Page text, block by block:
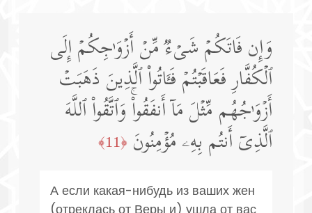
وَإِن فَاتَكُمۡ شَیۡءࣱ مِّنۡ أَزۡوَ ٰ⁠جِكُمۡ إِلَى
ٱلۡكُفَّارِ فَعَاقَبۡتُمۡ فَـَٔاتُوا۟ ٱلَّذِینَ ذَهَبَتۡ
أَزۡوَ ٰ⁠جُهُم مِّثۡلَ مَاۤ أَنفَقُوا۟ۚ وَٱتَّقُوا۟ ٱللَّهَ
ٱلَّذِیۤ أَنتُم بِهِۦ مُؤۡمِنُونَ ﴿11﴾
А если какая-нибудь из ваших жен
(отреклась от Веры и) ушла от вас